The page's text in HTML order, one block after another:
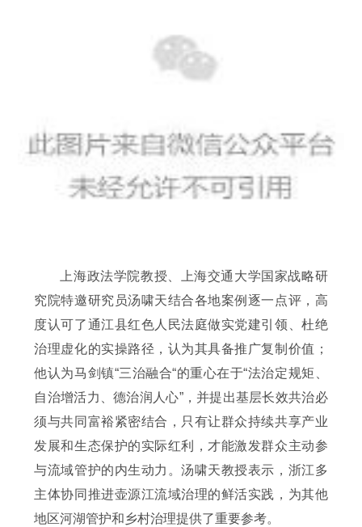
上海政法学院教授、上海交通大学国家战略研
究院特邀研究员汤啸天结合各地案例逐一点评，高
度认可了通江县红色人民法庭做实党建引领、杜绝
治理虚化的实操路径，认为其具备推广复制价值；
他认为马剑镇“三治融合“的重心在于“法治定规矩、
自治增活力、德治润人心”，并提出基层长效共治必
须与共同富裕紧密结合，只有让群众持续共享产业
发展和生态保护的实际红利，才能激发群众主动参
与流域管护的内生动力。汤啸天教授表示，浙江多
主体协同推进壶源江流域治理的鲜活实践，为其他
地区河湖管护和乡村治理提供了重要参考。